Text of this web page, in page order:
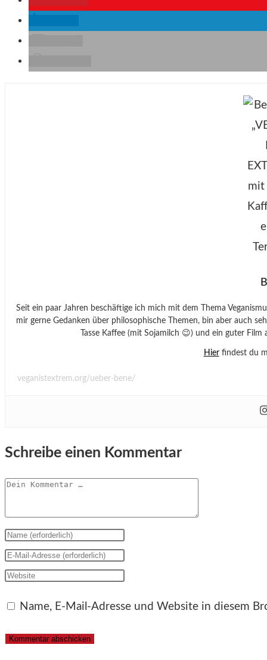
Seit ein paar Jahren beschäftige ich mich mit dem Thema
mir gerne Gedanken über philosophische Themen, bin aber auch
Tasse Kaffee (mit Sojamilch 😉) und ein guter
Hierfindest du
veganistextrem.org/ueber-bene/
Schreibe einen Kommentar
Kommentar
Gib
deinen
Namen
Benutzernamen
zum
Gib
deine
Adresse
Gib
URL
Name, E-Mail-Adresse und Website in diesem